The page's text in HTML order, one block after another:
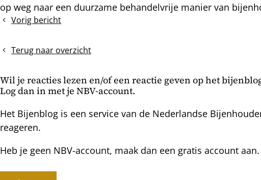
op weg naar een duurzame behandelvrije manier van
Vorig bericht
Raathoningcassettes
zwermdrift
Terug naar overzicht
Wil je reacties lezen en/of een reactie geven op het
Log dan in met je NBV-account.
Het Bijenblog is een service van de Nederlandse
reageren.
Heb je geen NBV-account, maak dan een gratis account aan.